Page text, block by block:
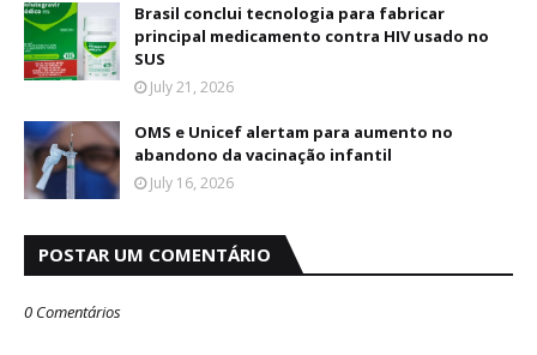
Brasil conclui tecnologia para fabricar
principal medicamento contra HIV usado no
SUS
July 21, 2026
OMS e Unicef alertam para aumento no
abandono da vacinação infantil
July 16, 2026
POSTAR UM COMENTÁRIO
0 Comentários